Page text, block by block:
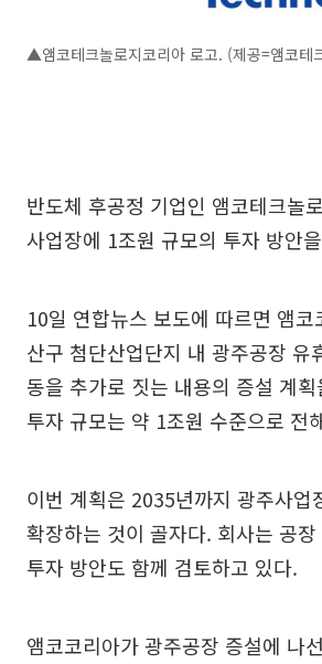
▲앰코테크놀로지코리아 로고. (제공=앰코테
반도체 후공정 기업인 앰코테크놀
사업장에 1조원 규모의 투자 방안
10일 연합뉴스 보도에 따르면 앰
산구 첨단산업단지 내 광주공장 유
동을 추가로 짓는 내용의 증설 계
투자 규모는 약 1조원 수준으로 전
이번 계획은 2035년까지 광주사업
확장하는 것이 골자다. 회사는 공
투자 방안도 함께 검토하고 있다.
앰코코리아가 광주공장 증설에 나